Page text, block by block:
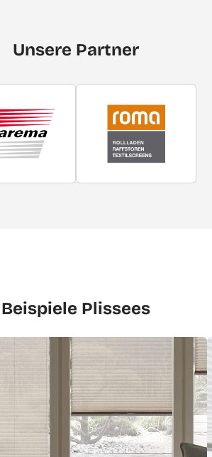
Unsere Partner
Beispiele Plissees